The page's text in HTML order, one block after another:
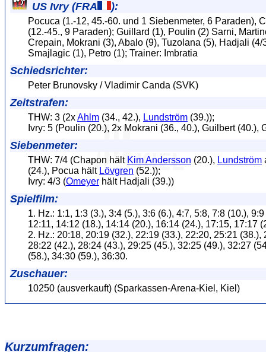
US Ivry (FRA ):
Pocuca (1.-12, 45.-60. und 1 Siebenmeter, 6 Paraden),
(12.-45., 9 Paraden); Guillard (1), Poulin (2) Sarni,
Crepain, Mokrani (3), Abalo (9), Tuzolana (5), Hadjali (4/
Smajlagic (1), Petro (1); Trainer: Imbratia
Schiedsrichter:
Peter Brunovsky / Vladimir Canda (SVK)
Zeitstrafen:
THW: 3 (2xAhlm (34., 42.), Lundström (39.));
Ivry: 5 (Poulin (20.), 2x Mokrani (36., 40.), Guilbert (40.),
Siebenmeter:
THW: 7/4 (Chapon hält Kim Andersson (20.), Lundström
(24.), Pocua hält Lövgren (52.));
Ivry: 4/3 (Omeyer hält Hadjali (39.))
Spielfilm:
1. Hz.: 1:1, 1:3 (3.), 3:4 (5.), 3:6 (6.), 4:7, 5:8, 7:8 (10.),
12:11, 14:12 (18.), 14:14 (20.), 16:14 (24.), 17:15, 17:17
2. Hz.: 20:18, 20:19 (32.), 22:19 (33.), 22:20, 25:21 (38.),
28:22 (42.), 28:24 (43.), 29:25 (45.), 32:25 (49.), 32:27
(58.), 34:30 (59.), 36:30.
Zuschauer:
10250 (ausverkauft) (Sparkassen-Arena-Kiel, Kiel)
Kurzumfragen: